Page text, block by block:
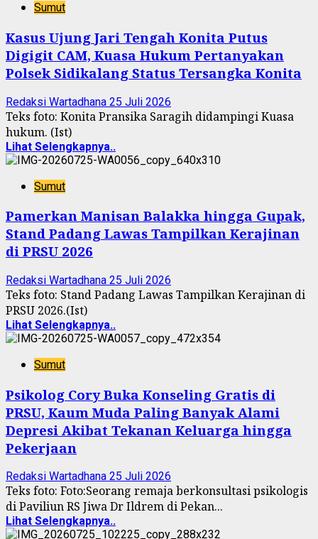
Sumut
Kasus Ujung Jari Tengah Konita Putus
Digigit CAM, Kuasa Hukum Pertanyakan
Polsek Sidikalang Status Tersangka Konita
Redaksi Wartadhana 25 Juli 2026
Teks foto: Konita Pransika Saragih didampingi Kuasa
hukum. (Ist)
Lihat Selengkapnya..
Sumut
Pamerkan Manisan Balakka hingga Gupak,
Stand Padang Lawas Tampilkan Kerajinan
di PRSU 2026
Redaksi Wartadhana 25 Juli 2026
Teks foto: Stand Padang Lawas Tampilkan Kerajinan di
PRSU 2026.(Ist)
Lihat Selengkapnya..
Sumut
Psikolog Cory Buka Konseling Gratis di
PRSU, Kaum Muda Paling Banyak Alami
Depresi Akibat Tekanan Keluarga hingga
Pekerjaan
Redaksi Wartadhana 25 Juli 2026
Teks foto: Foto:Seorang remaja berkonsultasi psikologis
di Paviliun RS Jiwa Dr Ildrem di Pekan...
Lihat Selengkapnya..